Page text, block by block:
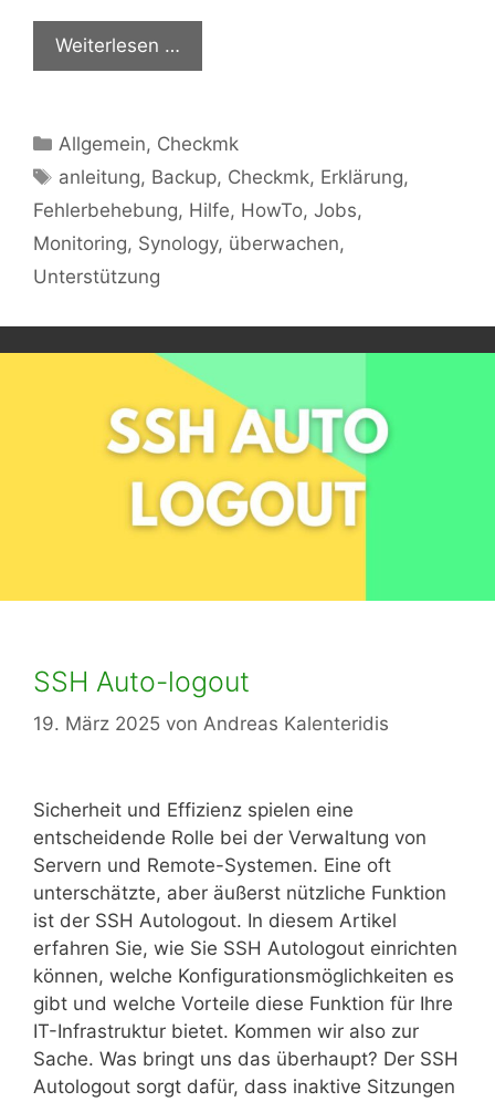
Weiterlesen …
Kategorien
Allgemein, Checkmk
Schlagwörter
anleitung, Backup, Checkmk, Erklärung,
Fehlerbehebung, Hilfe, HowTo, Jobs,
Monitoring, Synology, überwachen,
Unterstützung
SSH Auto-logout
19. März 2025 von Andreas Kalenteridis
Sicherheit und Effizienz spielen eine
entscheidende Rolle bei der Verwaltung von
Servern und Remote-Systemen. Eine oft
unterschätzte, aber äußerst nützliche Funktion
ist der SSH Autologout. In diesem Artikel
erfahren Sie, wie Sie SSH Autologout einrichten
können, welche Konfigurationsmöglichkeiten es
gibt und welche Vorteile diese Funktion für Ihre
IT-Infrastruktur bietet. Kommen wir also zur
Sache. Was bringt uns das überhaupt? Der SSH
Autologout sorgt dafür, dass inaktive Sitzungen